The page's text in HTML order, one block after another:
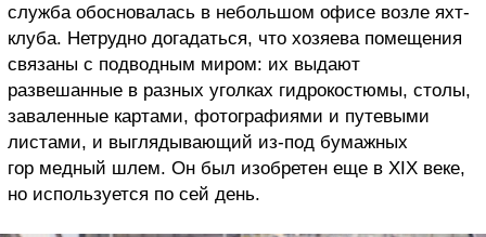
служба обосновалась в небольшом офисе возле яхт-
клуба. Нетрудно догадаться, что хозяева помещения
связаны с подводным миром: их выдают
развешанные в разных уголках гидрокостюмы, столы,
заваленные картами, фотографиями и путевыми
листами, и выглядывающий из-под бумажных
гор медный шлем. Он был изобретен еще в XIX веке,
но используется по сей день.